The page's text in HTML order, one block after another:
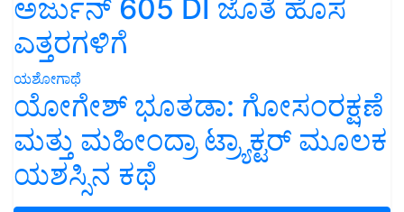
ಅರ್ಜುನ್ 605 DI ಜೊತೆ ಹೊಸ
ಎತ್ತರಗಳಿಗೆ
ಯಶೋಗಾಥೆ
ಯೋಗೇಶ್ ಭೂತಡಾ: ಗೋಸಂರಕ್ಷಣೆ
ಮತ್ತು ಮಹೀಂದ್ರಾ ಟ್ರ್ಯಾಕ್ಟರ್ ಮೂಲಕ
ಯಶಸ್ಸಿನ ಕಥೆ